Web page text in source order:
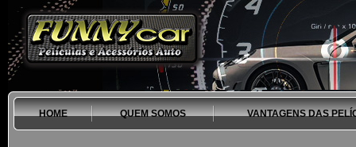
HOME QUEM SOMOS VANTAGENS DAS